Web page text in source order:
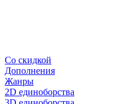
Со скидкой
Дополнения
Жанры
2D единоборства